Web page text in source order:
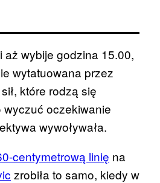
aż wybije godzina 15.00,
wytatuowana przez
które rodzą się
wyczuć oczekiwanie
wywoływała.
centymetrową linię na
zrobiła to samo, kiedy w